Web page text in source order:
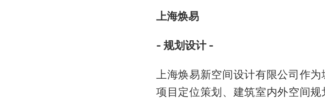
上海焕易
- 规划设计 -
上海焕易新空间设计有限公司作
项目定位策划、建筑室内外空间